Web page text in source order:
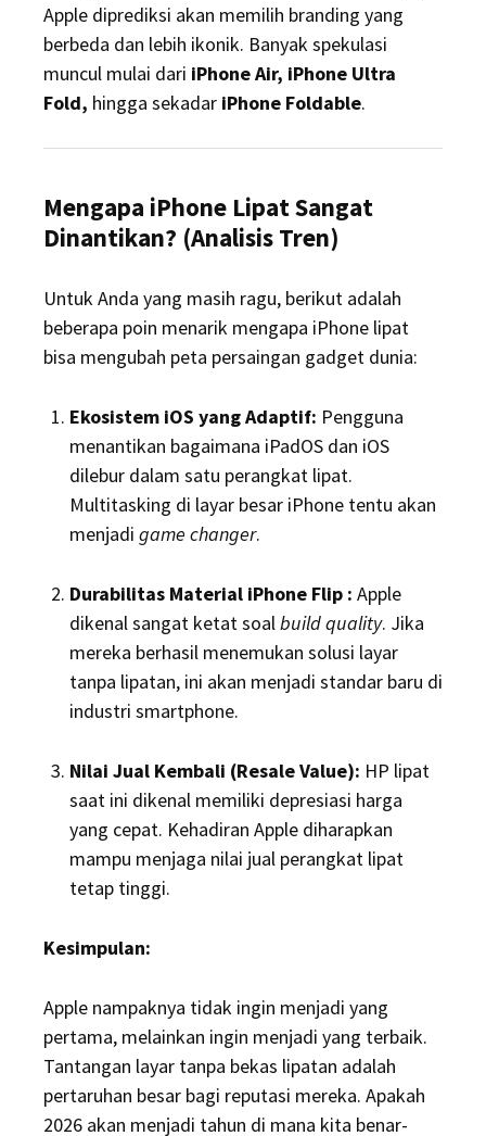
Apple diprediksi akan memilih branding yang
berbeda dan lebih ikonik. Banyak spekulasi
muncul mulai dari iPhone Air, iPhone Ultra
Fold, hingga sekadar iPhone Foldable.
Mengapa iPhone Lipat Sangat
Dinantikan? (Analisis Tren)
Untuk Anda yang masih ragu, berikut adalah
beberapa poin menarik mengapa iPhone lipat
bisa mengubah peta persaingan gadget dunia:
Ekosistem iOS yang Adaptif: Pengguna
menantikan bagaimana iPadOS dan iOS
dilebur dalam satu perangkat lipat.
Multitasking di layar besar iPhone tentu akan
menjadi game changer.
Durabilitas Material iPhone Flip : Apple
dikenal sangat ketat soal build quality. Jika
mereka berhasil menemukan solusi layar
tanpa lipatan, ini akan menjadi standar baru di
industri smartphone.
Nilai Jual Kembali (Resale Value): HP lipat
saat ini dikenal memiliki depresiasi harga
yang cepat. Kehadiran Apple diharapkan
mampu menjaga nilai jual perangkat lipat
tetap tinggi.
Kesimpulan:
Apple nampaknya tidak ingin menjadi yang
pertama, melainkan ingin menjadi yang terbaik.
Tantangan layar tanpa bekas lipatan adalah
pertaruhan besar bagi reputasi mereka. Apakah
2026 akan menjadi tahun di mana kita benar-